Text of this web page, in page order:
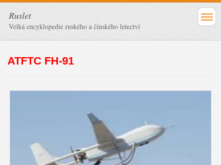
Ruslet
Velká encyklopedie ruského a čínského letectví
ATFTC FH-91